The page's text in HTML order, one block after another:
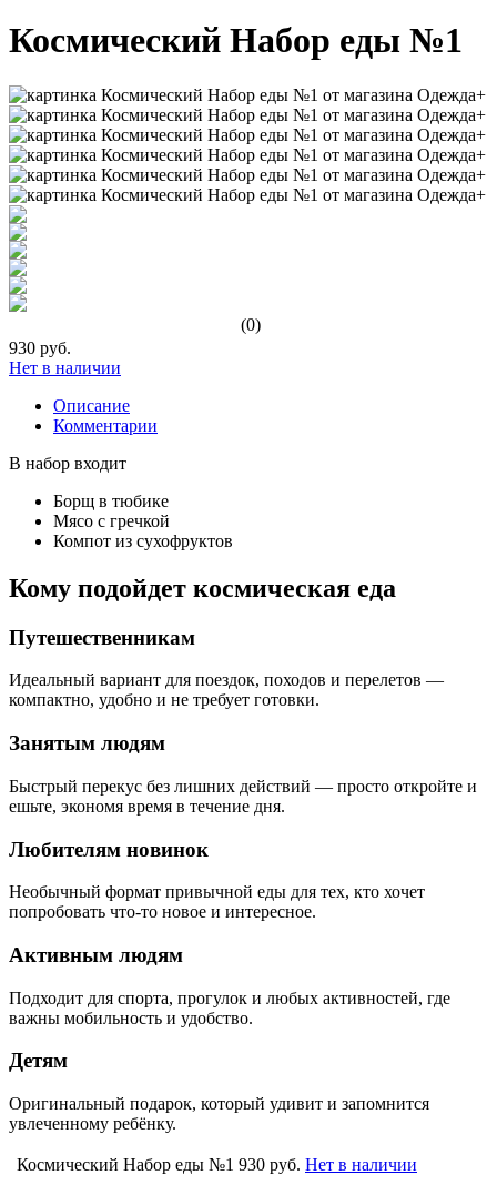
Космический Набор еды №1
(0)
930 руб.
Нет в наличии
Описание
Комментарии
В набор входит
Борщ в тюбике
Мясо с гречкой
Компот из сухофруктов
Кому подойдет космическая еда
Путешественникам
Идеальный вариант для поездок, походов и перелетов —
компактно, удобно и не требует готовки.
Занятым людям
Быстрый перекус без лишних действий — просто откройте и
ешьте, экономя время в течение дня.
Любителям новинок
Необычный формат привычной еды для тех, кто хочет
попробовать что-то новое и интересное.
Активным людям
Подходит для спорта, прогулок и любых активностей, где
важны мобильность и удобство.
Детям
Оригинальный подарок, который удивит и запомнится
увлеченному ребёнку.
Космический Набор еды №1 930 руб. Нет в наличии